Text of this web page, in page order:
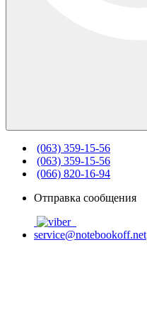
(063) 359-15-56
(063) 359-15-56
(066) 820-16-94
Отправка сообщения
service@notebookoff.net